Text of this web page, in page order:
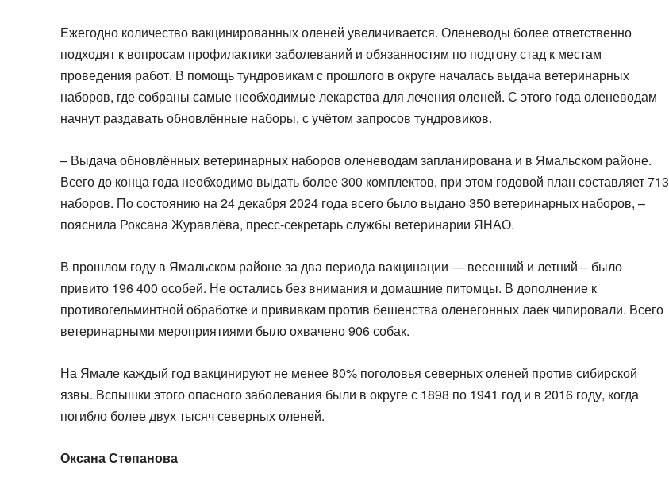
Ежегодно количество вакцинированных оленей увеличивается. Оленеводы более ответственно
подходят к вопросам профилактики заболеваний и обязанностям по подгону стад к местам
проведения работ. В помощь тундровикам с прошлого в округе началась выдача ветеринарных
наборов, где собраны самые необходимые лекарства для лечения оленей. С этого года оленеводам
начнут раздавать обновлённые наборы, с учётом запросов тундровиков.
– Выдача обновлённых ветеринарных наборов оленеводам запланирована и в Ямальском районе.
Всего до конца года необходимо выдать более 300 комплектов, при этом годовой план составляет 713
наборов. По состоянию на 24 декабря 2024 года всего было выдано 350 ветеринарных наборов, –
пояснила Роксана Журавлёва, пресс-секретарь службы ветеринарии ЯНАО.
В прошлом году в Ямальском районе за два периода вакцинации — весенний и летний – было
привито 196 400 особей. Не остались без внимания и домашние питомцы. В дополнение к
противогельминтной обработке и прививкам против бешенства оленегонных лаек чипировали. Всего
ветеринарными мероприятиями было охвачено 906 собак.
На Ямале каждый год вакцинируют не менее 80% поголовья северных оленей против сибирской
язвы. Вспышки этого опасного заболевания были в округе с 1898 по 1941 год и в 2016 году, когда
погибло более двух тысяч северных оленей.
Оксана Степанова